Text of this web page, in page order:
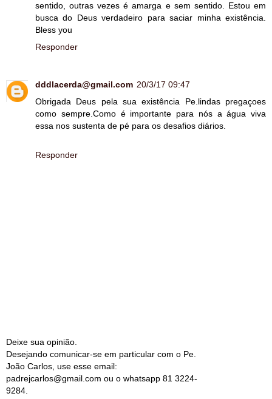
sentido, outras vezes é amarga e sem sentido. Estou em
busca do Deus verdadeiro para saciar minha existência.
Bless you
Responder
dddlacerda@gmail.com 20/3/17 09:47
Obrigada Deus pela sua existência Pe.lindas pregaçoes
como sempre.Como é importante para nós a água viva
essa nos sustenta de pé para os desafios diários.
Responder
Deixe sua opinião.
Desejando comunicar-se em particular com o Pe.
João Carlos, use esse email:
padrejcarlos@gmail.com ou o whatsapp 81 3224-
9284.